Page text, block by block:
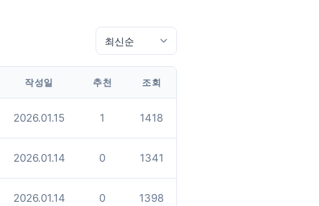
작성일 추천 조회
2026.01.15 1 1418
2026.01.14 0 1341
2026.01.14 0 1398